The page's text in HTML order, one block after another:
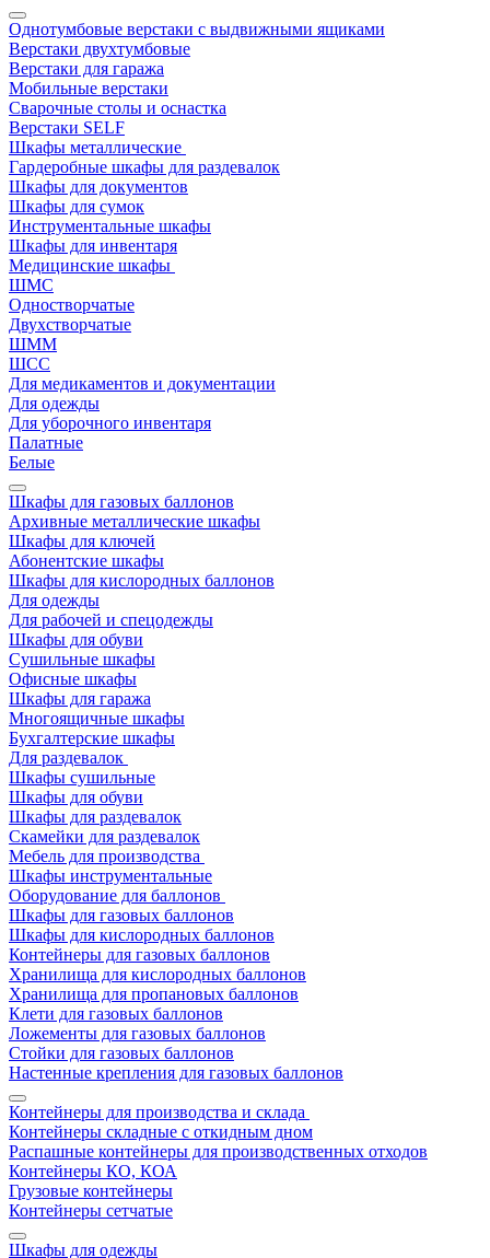
Однотумбовые верстаки с выдвижными ящиками
Верстаки двухтумбовые
Верстаки для гаража
Мобильные верстаки
Сварочные столы и оснастка
Верстаки SELF
Шкафы металлические
Гардеробные шкафы для раздевалок
Шкафы для документов
Шкафы для сумок
Инструментальные шкафы
Шкафы для инвентаря
Медицинские шкафы
ШМС
Одностворчатые
Двухстворчатые
ШММ
ШСС
Для медикаментов и документации
Для одежды
Для уборочного инвентаря
Палатные
Белые
Шкафы для газовых баллонов
Архивные металлические шкафы
Шкафы для ключей
Абонентские шкафы
Шкафы для кислородных баллонов
Для одежды
Для рабочей и спецодежды
Шкафы для обуви
Сушильные шкафы
Офисные шкафы
Шкафы для гаража
Многоящичные шкафы
Бухгалтерские шкафы
Для раздевалок
Шкафы сушильные
Шкафы для обуви
Шкафы для раздевалок
Скамейки для раздевалок
Мебель для производства
Шкафы инструментальные
Оборудование для баллонов
Шкафы для газовых баллонов
Шкафы для кислородных баллонов
Контейнеры для газовых баллонов
Хранилища для кислородных баллонов
Хранилища для пропановых баллонов
Клети для газовых баллонов
Ложементы для газовых баллонов
Стойки для газовых баллонов
Настенные крепления для газовых баллонов
Контейнеры для производства и склада
Контейнеры складные с откидным дном
Распашные контейнеры для производственных отходов
Контейнеры КО, КОА
Грузовые контейнеры
Контейнеры сетчатые
Шкафы для одежды